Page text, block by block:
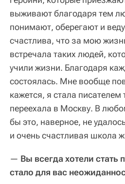
выживают благодаря тем
понимают, оберегают и
счастлива, что за мою
встречала таких людей,
учили жизни. Благодаря
состоялась. Мне вообще
кажется, я стала писателем
переехала в Москву. В
бы это, наверное, не
и очень счастливая школа
— Вы всегда хотели стать
стало для вас